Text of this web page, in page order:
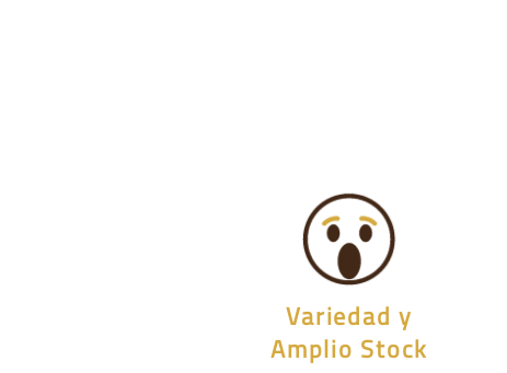
Variedad y
Amplio Stock